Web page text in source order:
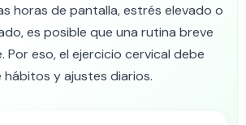
horas de pantalla, estrés elevado o
es posible que una rutina breve
Por eso, el ejercicio cervical debe
y ajustes diarios.